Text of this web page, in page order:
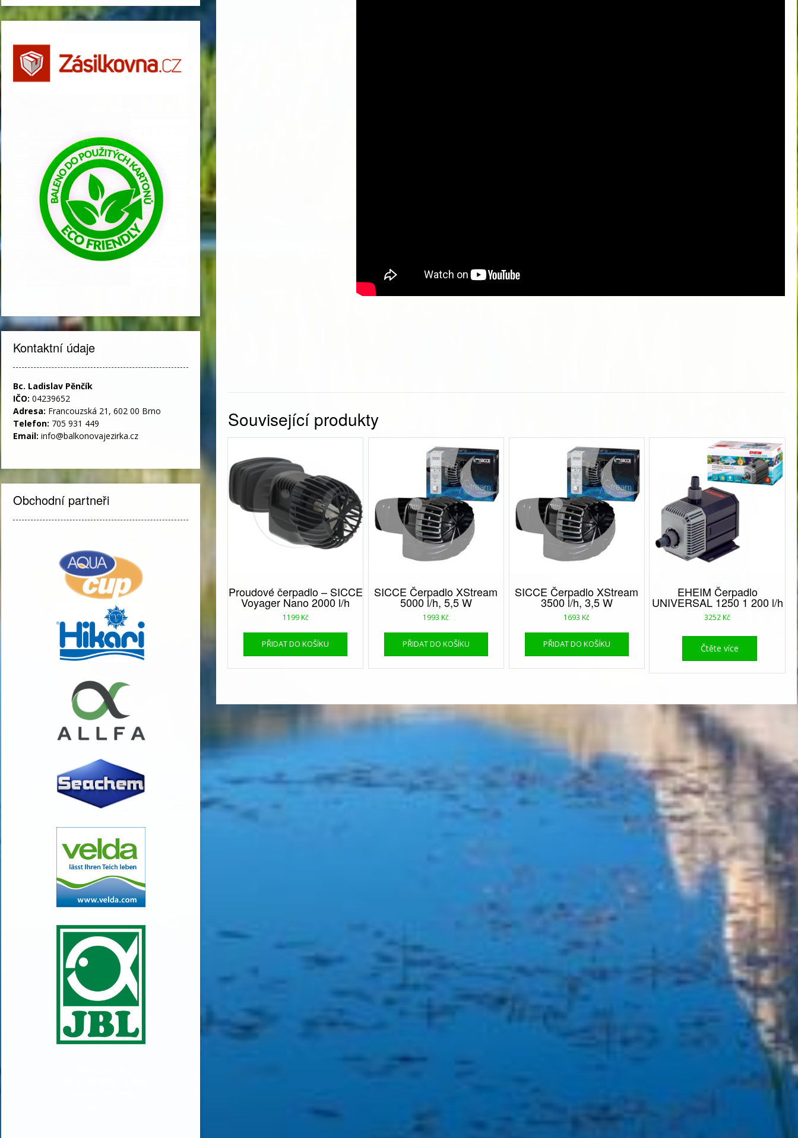
Související produkty
Proudové čerpadlo – SICCE
Voyager Nano 2000 l/h
1199 Kč
PŘIDAT DO KOŠÍKU
SICCE Čerpadlo XStream
5000 l/h, 5,5 W
1993 Kč
PŘIDAT DO KOŠÍKU
SICCE Čerpadlo XStream
3500 l/h, 3,5 W
1693 Kč
PŘIDAT DO KOŠÍKU
EHEIM Čerpadlo
UNIVERSAL 1250 1 200 l/h
3252 Kč
Čtěte více
Kontaktní údaje
Bc. Ladislav Pěnčík
IČO: 04239652
Adresa: Francouzská 21, 602 00 Brno
Telefon: 705 931 449
Email: info@balkonovajezirka.cz
Obchodní partneři